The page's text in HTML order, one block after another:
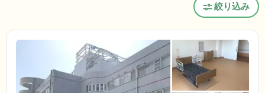
絞り込み